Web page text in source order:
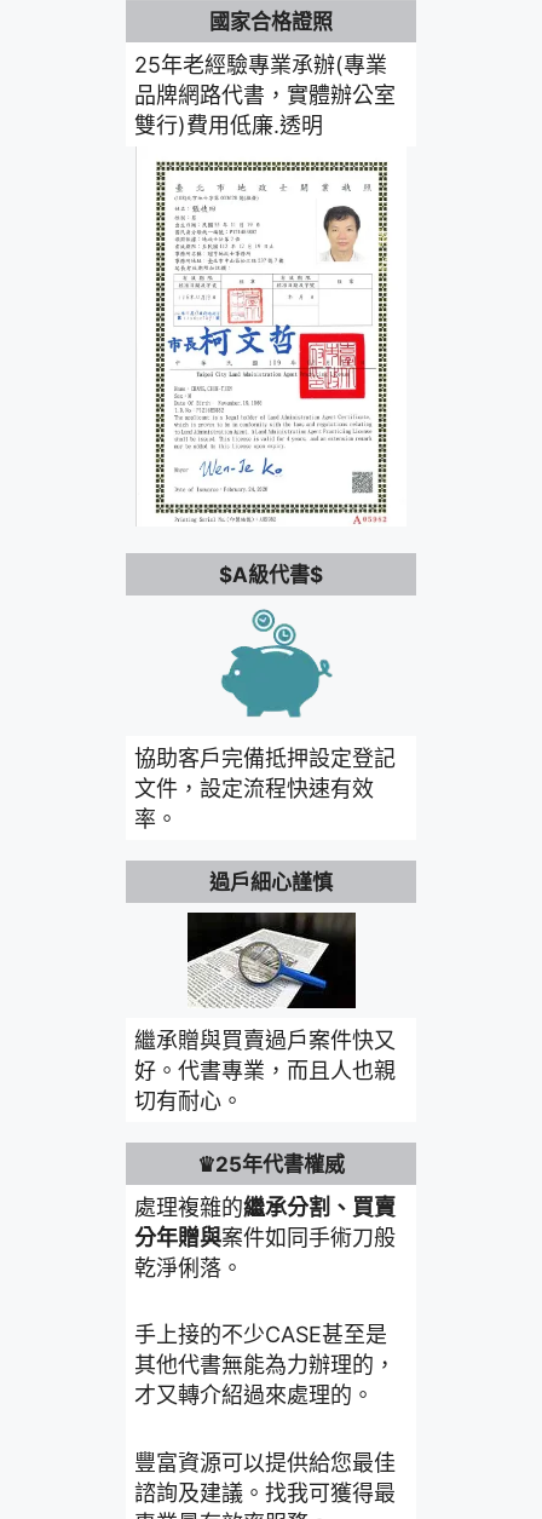
國家合格證照
25年老經驗專業承辦(專業
品牌網路代書，實體辦公室
雙行)費用低廉.透明
$A級代書$
協助客戶完備抵押設定登記
文件，設定流程快速有效
率。
過戶細心謹慎
繼承贈與買賣過戶案件快又
好。代書專業，而且人也親
切有耐心。
♛25年代書權威
處理複雜的繼承分割、買賣
分年贈與案件如同手術刀般
乾淨俐落。
手上接的不少CASE甚至是
其他代書無能為力辦理的，
才又轉介紹過來處理的。
豐富資源可以提供給您最佳
諮詢及建議。找我可獲得最